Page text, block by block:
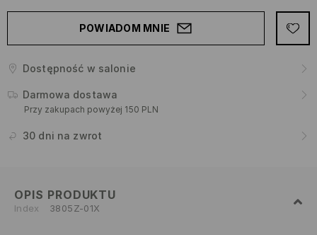
POWIADOM MNIE
Dostępność w salonie
Darmowa dostawa
Przy zakupach powyżej 150 PLN
30 dni na zwrot
OPIS PRODUKTU
Index 3805Z-01X